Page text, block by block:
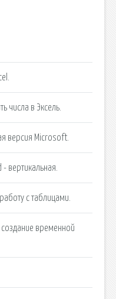
числа в Эксель.
версия Microsoft.
- вертикальная.
с таблицами.
временной